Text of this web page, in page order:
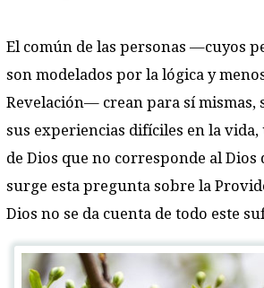
El común de las personas —cuyos
son modelados por la lógica y
Revelación— crean para sí mismas,
sus experiencias difíciles en la
de Dios que no corresponde al Dios
surge esta pregunta sobre la
Dios no se da cuenta de todo este